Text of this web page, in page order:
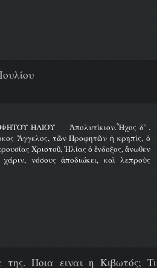
ΗΛΙΟΥ Ἀπολυτίκιον.Ἦχος δ’ .
Ἄγγελος, τῶν Προφητῶν ἡ κρηπίς, ὁ
Χριστοῦ, Ἠλίας ὁ ἔνδοξος, ἄνωθεν
νόσους ἀποδιώκει, καὶ λεπροὺς
της. Ποια ειναι η Κιβωτός; Τι